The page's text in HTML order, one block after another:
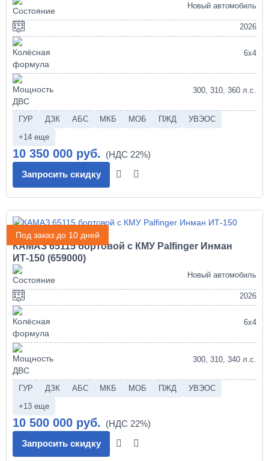
Новый автомобиль
2026
6х4
300, 310, 360 л.с.
ГУР ДЗК АБС МКБ МОБ ПЖД
УВЭОС
+14 еще
10 350 000 руб.
Запросить скидку
Под заказ до 10 дней
КАМАЗ 65115 бортовой с КМУ Palfinger Инман
ИТ-150 (659000)
Новый автомобиль
2026
6х4
300, 310, 340 л.с.
ГУР ДЗК АБС МКБ МОБ ПЖД
УВЭОС
+13 еще
10 500 000 руб.
Запросить скидку